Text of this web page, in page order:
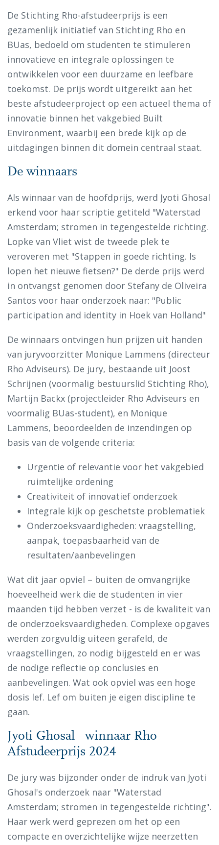
De Stichting Rho-afstudeerprijs is een
gezamenlijk initiatief van Stichting Rho en
BUas, bedoeld om studenten te stimuleren
innovatieve en integrale oplossingen te
ontwikkelen voor een duurzame en leefbare
toekomst. De prijs wordt uitgereikt aan het
beste afstudeerproject op een actueel thema of
innovatie binnen het vakgebied Built
Environment, waarbij een brede kijk op de
uitdagingen binnen dit domein centraal staat.
De winnaars
Als winnaar van de hoofdprijs, werd Jyoti Ghosal
erkend voor haar scriptie getiteld "Waterstad
Amsterdam; stromen in tegengestelde richting.
Lopke van Vliet wist de tweede plek te
veroveren met "Stappen in goede richting. Is
lopen het nieuwe fietsen?" De derde prijs werd
in ontvangst genomen door Stefany de Oliveira
Santos voor haar onderzoek naar: "Public
participation and identity in Hoek van Holland"
De winnaars ontvingen hun prijzen uit handen
van juryvoorzitter Monique Lammens (directeur
Rho Adviseurs). De jury, bestaande uit Joost
Schrijnen (voormalig bestuurslid Stichting Rho),
Martijn Backx (projectleider Rho Adviseurs en
voormalig BUas-student), en Monique
Lammens, beoordeelden de inzendingen op
basis van de volgende criteria:
Urgentie of relevantie voor het vakgebied
ruimtelijke ordening
Creativiteit of innovatief onderzoek
Integrale kijk op geschetste problematiek
Onderzoeksvaardigheden: vraagstelling,
aanpak, toepasbaarheid van de
resultaten/aanbevelingen
Wat dit jaar opviel – buiten de omvangrijke
hoeveelheid werk die de studenten in vier
maanden tijd hebben verzet - is de kwaliteit van
de onderzoeksvaardigheden. Complexe opgaves
werden zorgvuldig uiteen gerafeld, de
vraagstellingen, zo nodig bijgesteld en er was
de nodige reflectie op conclusies en
aanbevelingen. Wat ook opviel was een hoge
dosis lef. Lef om buiten je eigen discipline te
gaan.
Jyoti Ghosal - winnaar Rho-
Afstudeerprijs 2024
De jury was bijzonder onder de indruk van Jyoti
Ghosal's onderzoek naar "Waterstad
Amsterdam; stromen in tegengestelde richting".
Haar werk werd geprezen om het op een
compacte en overzichtelijke wijze neerzetten